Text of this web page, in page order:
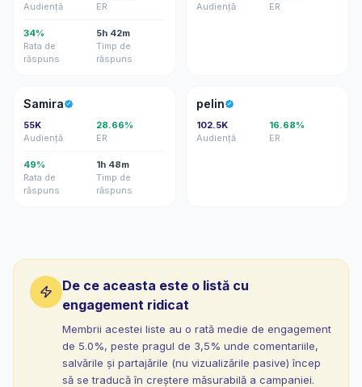
Audiență
ER
34%
Rata de
răspuns
5h 42m
Timp de
răspuns
Audiență
ER
S
Samira
55K
Audiență
28.66%
ER
49%
Rata de
răspuns
1h 48m
Timp de
răspuns
P
pelin
102.5K
Audiență
16.68%
ER
De ce aceasta este o listă cu
engagement ridicat
Membrii acestei liste au o rată medie de engagement
de 5.0%, peste pragul de 3,5% unde comentariile,
salvările și partajările (nu vizualizările pasive) încep
să se traducă în creștere măsurabilă a campaniei.